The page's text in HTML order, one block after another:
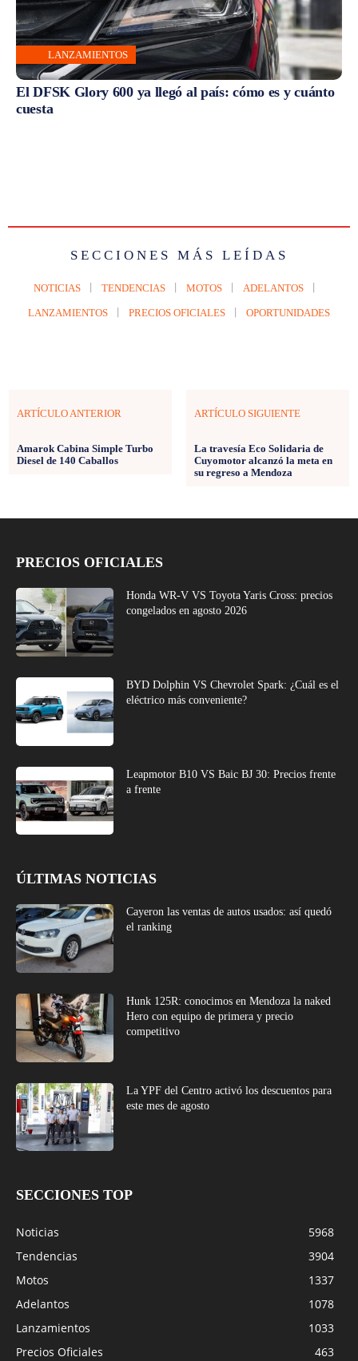
LANZAMIENTOS
El DFSK Glory 600 ya llegó al país: cómo es y cuánto
cuesta
SECCIONES MÁS LEÍDAS
NOTICIAS TENDENCIAS MOTOS ADELANTOS
LANZAMIENTOS PRECIOS OFICIALES OPORTUNIDADES
ARTÍCULO ANTERIOR
Amarok Cabina Simple Turbo
Diesel de 140 Caballos
ARTÍCULO SIGUIENTE
La travesía Eco Solidaria de
Cuyomotor alcanzó la meta en
su regreso a Mendoza
PRECIOS OFICIALES
Honda WR-V VS Toyota Yaris Cross: precios
congelados en agosto 2026
BYD Dolphin VS Chevrolet Spark: ¿Cuál es el
eléctrico más conveniente?
Leapmotor B10 VS Baic BJ 30: Precios frente
a frente
ÚLTIMAS NOTICIAS
Cayeron las ventas de autos usados: así quedó
el ranking
Hunk 125R: conocimos en Mendoza la naked
Hero con equipo de primera y precio
competitivo
La YPF del Centro activó los descuentos para
este mes de agosto
SECCIONES TOP
Noticias
5968
Tendencias
3904
Motos
1337
Adelantos
1078
Lanzamientos
1033
Precios Oficiales
463